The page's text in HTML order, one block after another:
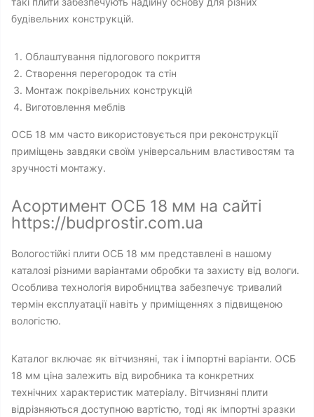
будівельних конструкцій.
Облаштування підлогового покриття
Створення перегородок та стін
Монтаж покрівельних конструкцій
Виготовлення меблів
ОСБ 18 мм часто використовується при реконструкції
приміщень завдяки своїм універсальним властивостям та
зручності монтажу.
Асортимент ОСБ 18 мм на сайті
https://budprostir.com.ua
Вологостійкі плити ОСБ 18 мм представлені в нашому
каталозі різними варіантами обробки та захисту від вологи.
Особлива технологія виробництва забезпечує тривалий
термін експлуатації навіть у приміщеннях з підвищеною
вологістю.
Каталог включає як вітчизняні, так і імпортні варіанти. ОСБ
18 мм ціна залежить від виробника та конкретних
технічних характеристик матеріалу. Вітчизняні плити
відрізняються доступною вартістю, тоді як імпортні зразки